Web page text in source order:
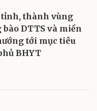
tỉnh, thành vùng
bào DTTS và miền
tới mục tiêu
BHYT